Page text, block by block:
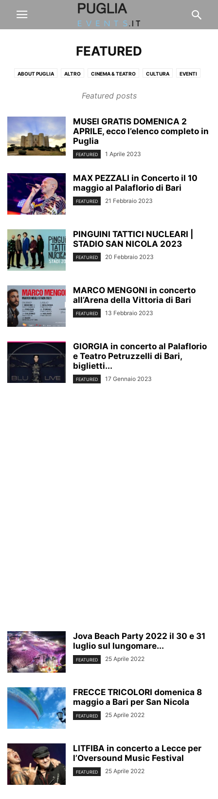
FEATURED
ABOUT PUGLIA ALTRO CINEMA & TEATRO CULTURA EVENTI
PUGLIA SALUTE & BENESSERE
Featured posts
MUSEI GRATIS DOMENICA 2
APRILE, ecco l’elenco completo in
Puglia
FEATURED 1 Aprile 2023
MAX PEZZALI in Concerto il 10
maggio al Palaflorio di Bari
FEATURED 21 Febbraio 2023
PINGUINI TATTICI NUCLEARI |
STADIO SAN NICOLA 2023
FEATURED 20 Febbraio 2023
MARCO MENGONI in concerto
all’Arena della Vittoria di Bari
FEATURED 13 Febbraio 2023
GIORGIA in concerto al Palaflorio
e Teatro Petruzzelli di Bari,
biglietti...
FEATURED 17 Gennaio 2023
Jova Beach Party 2022 il 30 e 31
luglio sul lungomare...
FEATURED 25 Aprile 2022
FRECCE TRICOLORI domenica 8
maggio a Bari per San Nicola
FEATURED 25 Aprile 2022
LITFIBA in concerto a Lecce per
l’Oversound Music Festival
FEATURED 25 Aprile 2022